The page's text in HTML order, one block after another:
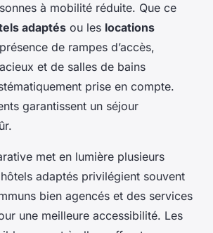
à mobilité réduite. Que ce
adaptés ou les locations
de rampes d’accès,
et de salles de bains
prise en compte.
garantissent un séjour
met en lumière plusieurs
adaptés privilégient souvent
bien agencés et des services
une meilleure accessibilité. Les